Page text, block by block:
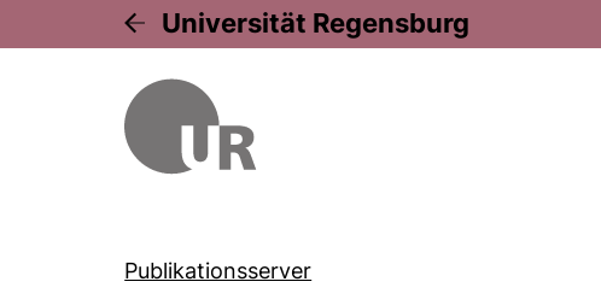
Universität Regensburg
Publikationsserver